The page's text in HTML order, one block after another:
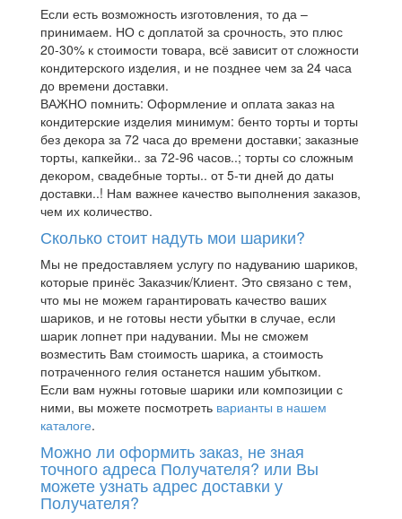
Если есть возможность изготовления, то да –
принимаем. НО с доплатой за срочность, это плюс
20-30% к стоимости товара, всё зависит от сложности
кондитерского изделия, и не позднее чем за 24 часа
до времени доставки.
ВАЖНО помнить: Оформление и оплата заказ на
кондитерские изделия минимум: бенто торты и торты
без декора за 72 часа до времени доставки; заказные
торты, капкейки.. за 72-96 часов..; торты со сложным
декором, свадебные торты.. от 5-ти дней до даты
доставки..! Нам важнее качество выполнения заказов,
чем их количество.
Сколько стоит надуть мои шарики?
Мы не предоставляем услугу по надуванию шариков,
которые принёс Заказчик/Клиент. Это связано с тем,
что мы не можем гарантировать качество ваших
шариков, и не готовы нести убытки в случае, если
шарик лопнет при надувании. Мы не сможем
возместить Вам стоимость шарика, а стоимость
потраченного гелия останется нашим убытком.
Если вам нужны готовые шарики или композиции с
ними, вы можете посмотреть варианты в нашем
каталоге.
Можно ли оформить заказ, не зная
точного адреса Получателя? или Вы
можете узнать адрес доставки у
Получателя?